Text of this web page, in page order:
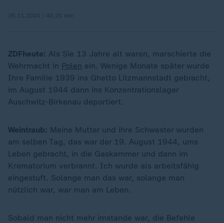
ZDFheute: Als Sie 13 Jahre alt waren, marschierte die
Wehrmacht in Polen ein. Wenige Monate später wurde
Ihre Familie 1939 ins Ghetto Litzmannstadt gebracht,
im August 1944 dann ins Konzentrationslager
Auschwitz-Birkenau deportiert.
Weintraub: Meine Mutter und ihre Schwester wurden
am selben Tag, das war der 19. August 1944, ums
Leben gebracht, in die Gaskammer und dann im
Krematorium verbrannt. Ich wurde als arbeitsfähig
eingestuft. Solange man das war, solange man
nützlich war, war man am Leben.
Sobald man nicht mehr imstande war, die Befehle